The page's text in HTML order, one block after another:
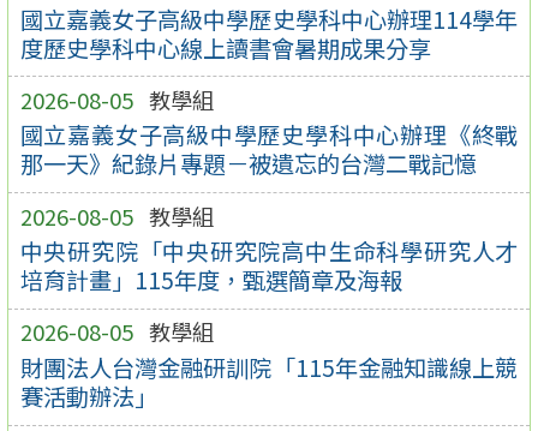
國立嘉義女子高級中學歷史學科中心辦理114學年
度歷史學科中心線上讀書會暑期成果分享
2026-08-05 教學組
國立嘉義女子高級中學歷史學科中心辦理《終戰
那一天》紀錄片專題－被遺忘的台灣二戰記憶
2026-08-05 教學組
中央研究院「中央研究院高中生命科學研究人才
培育計畫」115年度，甄選簡章及海報
2026-08-05 教學組
財團法人台灣金融研訓院「115年金融知識線上競
賽活動辦法」